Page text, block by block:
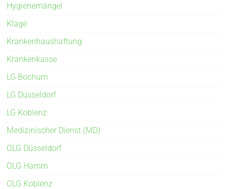
Hygienemängel
Klage
Krankenhaushaftung
Krankenkasse
LG Bochum
LG Düsseldorf
LG Koblenz
Medizinischer Dienst (MD)
OLG Düsseldorf
OLG Hamm
OLG Koblenz